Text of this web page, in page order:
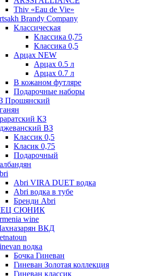
Thiv «Eau de Vie»
Brandy Company
Классическая
Классика 0,75
Классика 0,5
Арцах NEW
Арцах 0.5 л
Арцах 0.7 л
В кожаном футляре
Подарочные наборы
Прошянский
КЗ
ВЗ
Классик 0,5
Класик 0,75
Подарочный
Abri VIRA DUET водка
Abri водка в тубе
Бренди Abri
СЮНИК
wine
ВКД
водка
Бочка Гиневан
Гиневан Золотая коллекция
Гиневан классик